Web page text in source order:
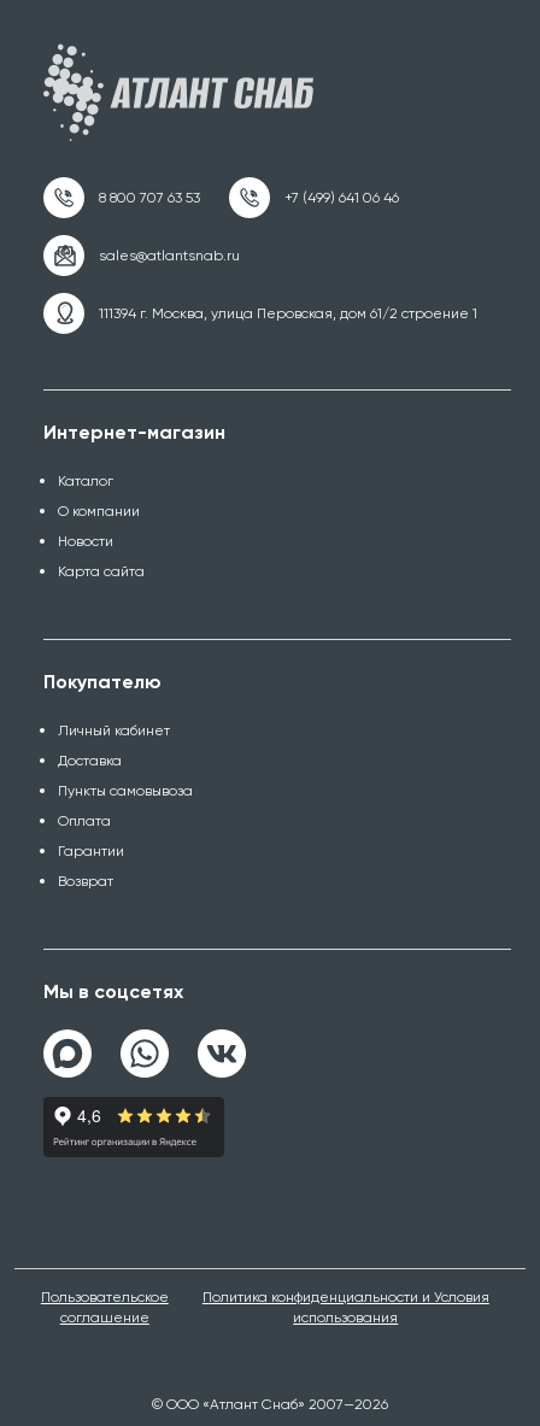
111394 г. Москва, улица Перовская, дом 61/2 строение 1
Интернет-магазин
Каталог
О компании
Новости
Карта сайта
Покупателю
Личный кабинет
Доставка
Пункты самовывоза
Оплата
Гарантии
Возврат
Мы в соцсетях
© ООО «Атлант Снаб» 2007—2026
Пользовательское
соглашение
Политика конфиденциальности и Условия
использования